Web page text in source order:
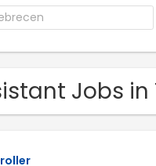
Jobs in